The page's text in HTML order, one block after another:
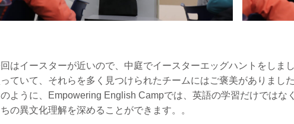
はイースターが近いので、中庭でイースターエッグハントをしま
っていて、それらを多く見つけられたチームにはご褒美がありました
のように、Empowering English Campでは、英語の学習だけではな
の異文化理解を深めることができます。。